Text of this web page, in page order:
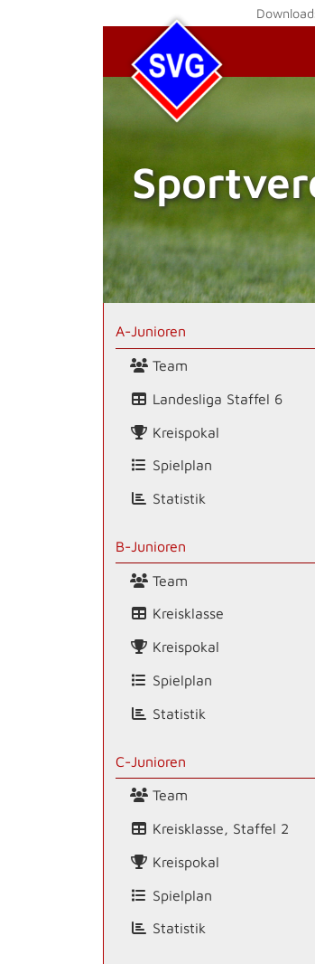
A-Junioren
Team
Landesliga Staffel 6
Kreispokal
Spielplan
Statistik
B-Junioren
Team
Kreisklasse
Kreispokal
Spielplan
Statistik
C-Junioren
Team
Kreisklasse, Staffel 2
Kreispokal
Spielplan
Statistik